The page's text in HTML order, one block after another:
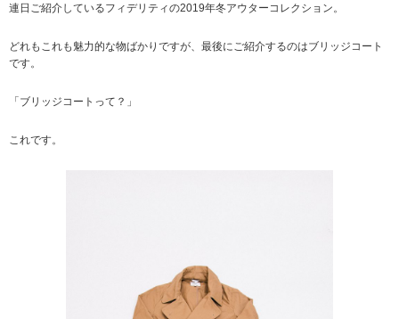
連日ご紹介しているフィデリティの2019年冬アウターコレクション。
どれもこれも魅力的な物ばかりですが、最後にご紹介するのはブリッジコート
です。
「ブリッジコートって？」
これです。